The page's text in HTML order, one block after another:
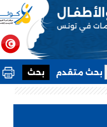
بحث متقدم